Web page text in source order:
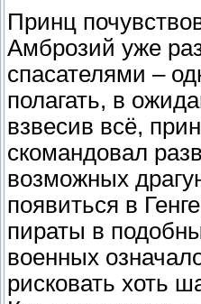
Принц
Амброзий уже
спасателями –
полагать, в
взвесив всё,
скомандовал
возможных
появиться в
пираты в
военных
рисковать хоть